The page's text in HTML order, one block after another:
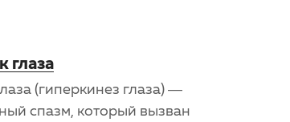
глаза
(гиперкинез глаза) —
спазм, который вызван